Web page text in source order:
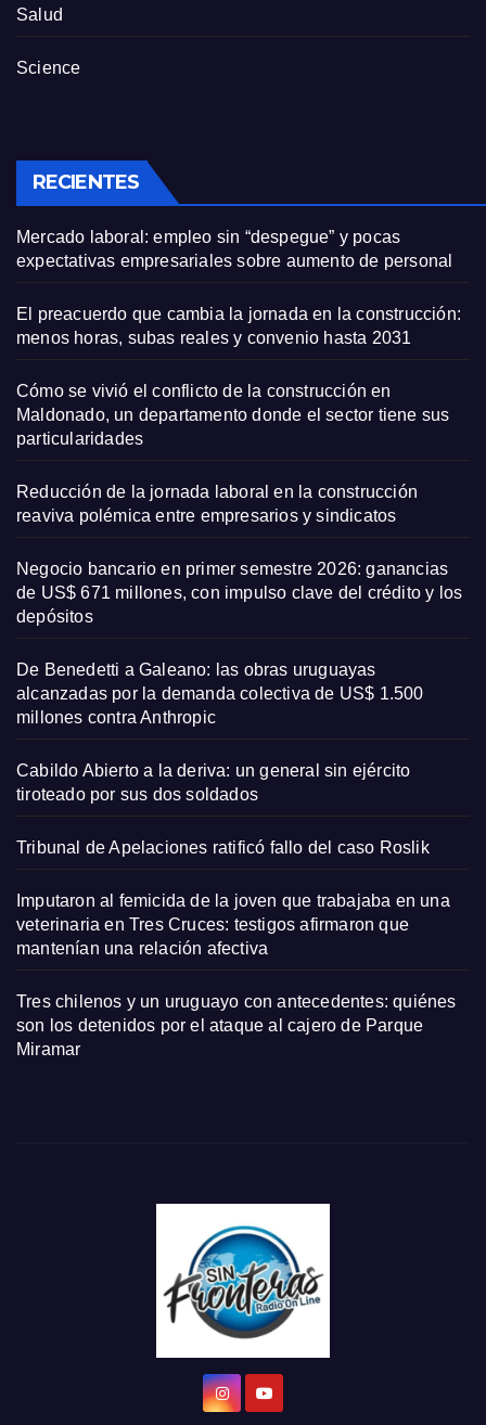
Salud
Science
RECIENTES
Mercado laboral: empleo sin “despegue” y pocas
expectativas empresariales sobre aumento de personal
El preacuerdo que cambia la jornada en la construcción:
menos horas, subas reales y convenio hasta 2031
Cómo se vivió el conflicto de la construcción en
Maldonado, un departamento donde el sector tiene sus
particularidades
Reducción de la jornada laboral en la construcción
reaviva polémica entre empresarios y sindicatos
Negocio bancario en primer semestre 2026: ganancias
de US$ 671 millones, con impulso clave del crédito y los
depósitos
De Benedetti a Galeano: las obras uruguayas
alcanzadas por la demanda colectiva de US$ 1.500
millones contra Anthropic
Cabildo Abierto a la deriva: un general sin ejército
tiroteado por sus dos soldados
Tribunal de Apelaciones ratificó fallo del caso Roslik
Imputaron al femicida de la joven que trabajaba en una
veterinaria en Tres Cruces: testigos afirmaron que
mantenían una relación afectiva
Tres chilenos y un uruguayo con antecedentes: quiénes
son los detenidos por el ataque al cajero de Parque
Miramar